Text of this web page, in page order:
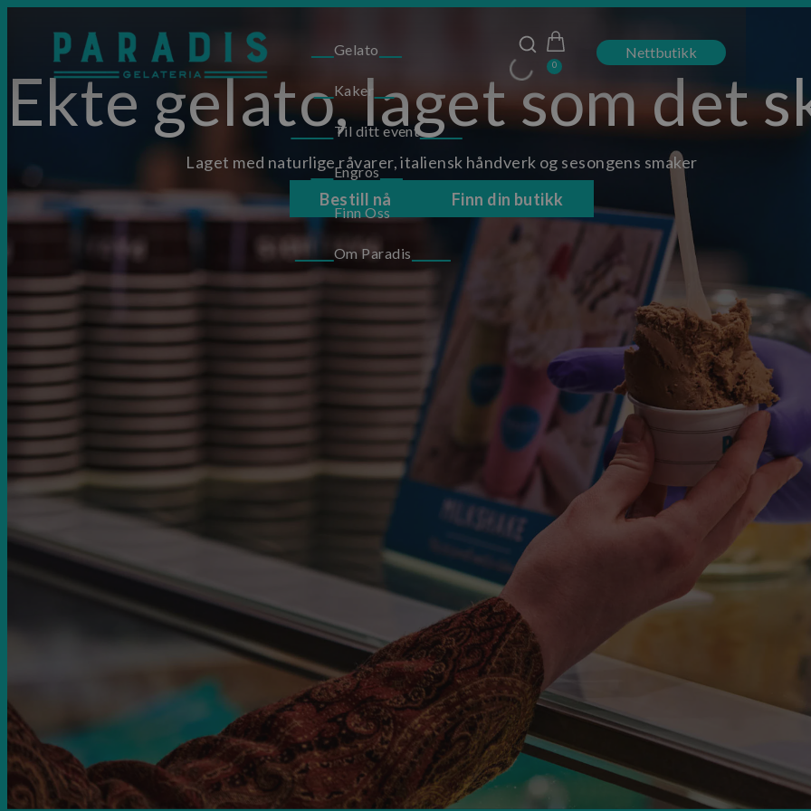
Gelato
Kaker
Til ditt event
Engros
Finn Oss
Om Paradis
0
Nettbutikk
Ekte gelato, laget som det
Laget med naturlige råvarer, italiensk håndverk og sesongens smaker
Bestill nå
Finn din butikk